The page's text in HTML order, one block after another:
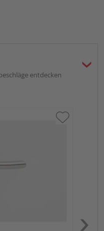
entdecken